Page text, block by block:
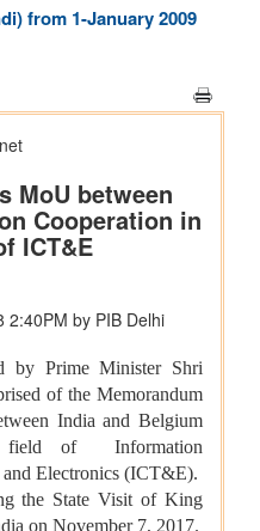
और न्याय संबंधी संसदीय स्थायी
पर्यावरण, वन और जलवायु परिवर्तन
पर प्रेस विज्ञप्ति
पर्यावरण, वन और जलवायु परिवर्तन
स्थायी समिति की 175वीं, 176
छोड़ो आंदोलन की 84वीं वर्षगांठ
मानक स्थापित करने के लिए
from 1-January 2009